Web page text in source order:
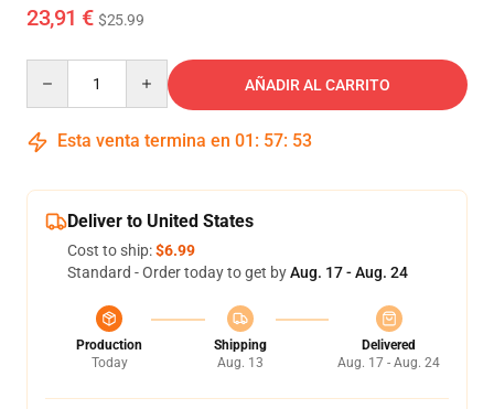
23,91 € $25.99
AÑADIR AL CARRITO
Esta venta termina en 01 : 57: 53
Deliver to United States
Cost to ship:$6.99
Standard - Order today to get byAug. 17 - Aug. 24
Production
Today
Shipping
Aug. 13
Delivered
Aug. 17 - Aug. 24